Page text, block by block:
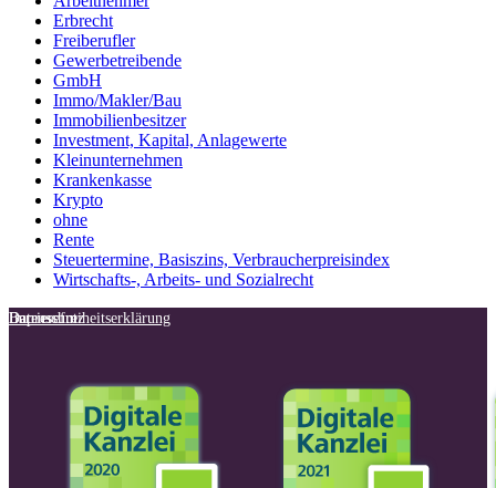
Erbrecht
Freiberufler
Gewerbetreibende
GmbH
Immo/Makler/Bau
Immobilienbesitzer
Investment, Kapital, Anlagewerte
Kleinunternehmen
Krankenkasse
Krypto
ohne
Rente
Steuertermine, Basiszins, Verbraucherpreisindex
Wirtschafts-, Arbeits- und Sozialrecht
Impressum
Datenschutz
Barrierefreiheitserklärung